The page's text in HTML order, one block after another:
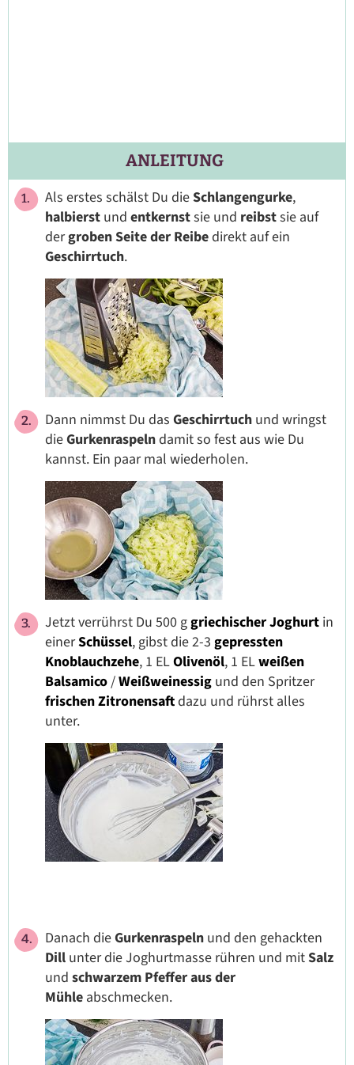
ANLEITUNG
Als erstes schälst Du dieSchlangengurke,
halbierst und entkernstsie und reibstsie auf
dergroben Seite der Reibedirekt auf ein
Geschirrtuch.
Dann nimmst Du das Geschirrtuch und wringst
dieGurkenraspelndamit so fest aus wie Du
kannst. Ein paar mal wiederholen.
Jetzt verrührst Du 500 ggriechischerJoghurt in
einerSchüssel, gibst die 2-3 gepressten
Knoblauchzehe, 1 ELOlivenöl, 1 ELweißen
Balsamico/Weißweinessig und den Spritzer
frischenZitronensaftdazu und rührst alles
unter.
Danach dieGurkenraspeln und den gehackten
Dill unter die Joghurtmasse rühren und mitSalz
und schwarzem Pfeffer aus der
Mühle abschmecken.